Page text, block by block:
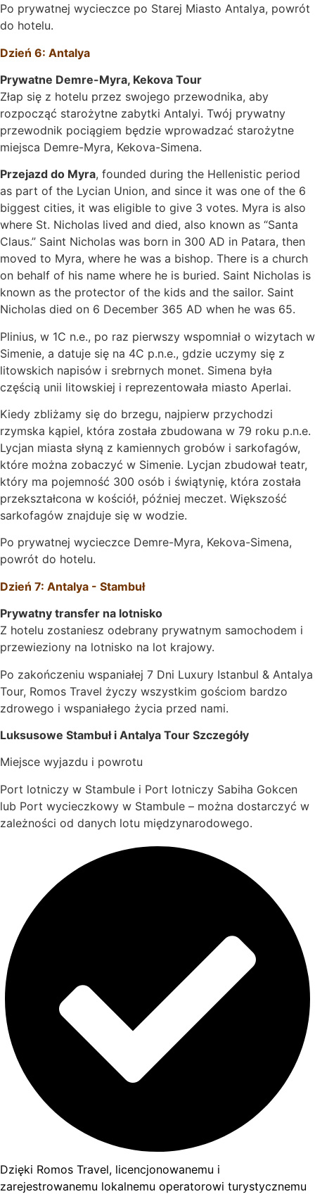
Po prywatnej wycieczce po Starej Miasto Antalya, powrót
do hotelu.
Dzień 6: Antalya
Prywatne Demre-Myra, Kekova Tour
Złap się z hotelu przez swojego przewodnika, aby
rozpocząć starożytne zabytki Antalyi. Twój prywatny
przewodnik pociągiem będzie wprowadzać starożytne
miejsca Demre-Myra, Kekova-Simena.
Przejazd do Myra, founded during the Hellenistic period
as part of the Lycian Union, and since it was one of the 6
biggest cities, it was eligible to give 3 votes. Myra is also
where St. Nicholas lived and died, also known as “Santa
Claus.” Saint Nicholas was born in 300 AD in Patara, then
moved to Myra, where he was a bishop. There is a church
on behalf of his name where he is buried. Saint Nicholas is
known as the protector of the kids and the sailor. Saint
Nicholas died on 6 December 365 AD when he was 65.
Plinius, w 1C n.e., po raz pierwszy wspomniał o wizytach w
Simenie, a datuje się na 4C p.n.e., gdzie uczymy się z
litowskich napisów i srebrnych monet. Simena była
częścią unii litowskiej i reprezentowała miasto Aperlai.
Kiedy zbliżamy się do brzegu, najpierw przychodzi
rzymska kąpiel, która została zbudowana w 79 roku p.n.e.
Lycjan miasta słyną z kamiennych grobów i sarkofagów,
które można zobaczyć w Simenie. Lycjan zbudował teatr,
który ma pojemność 300 osób i świątynię, która została
przekształcona w kościół, później meczet. Większość
sarkofagów znajduje się w wodzie.
Po prywatnej wycieczce Demre-Myra, Kekova-Simena,
powrót do hotelu.
Dzień 7: Antalya - Stambuł
Prywatny transfer na lotnisko
Z hotelu zostaniesz odebrany prywatnym samochodem i
przewieziony na lotnisko na lot krajowy.
Po zakończeniu wspaniałej 7 Dni Luxury Istanbul & Antalya
Tour, Romos Travel życzy wszystkim gościom bardzo
zdrowego i wspaniałego życia przed nami.
Luksusowe Stambuł i Antalya Tour Szczegóły
Miejsce wyjazdu i powrotu
Port lotniczy w Stambule i Port lotniczy Sabiha Gokcen
lub Port wycieczkowy w Stambule – można dostarczyć w
zależności od danych lotu międzynarodowego.
Dzięki Romos Travel, licencjonowanemu i
zarejestrowanemu lokalnemu operatorowi turystycznemu